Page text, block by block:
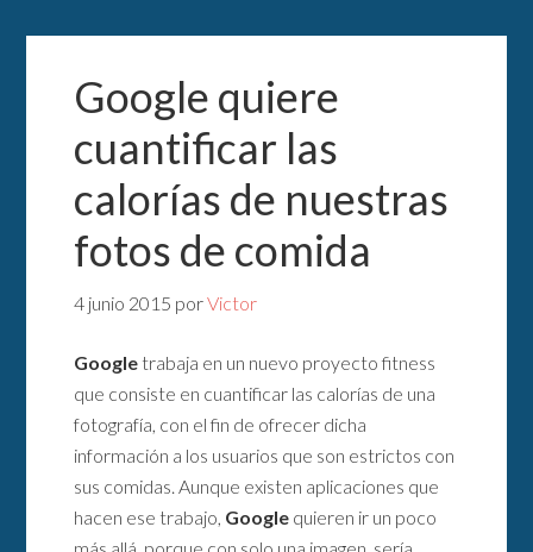
Google quiere
cuantificar las
calorías de nuestras
fotos de comida
4 junio 2015 porVictor
Google trabaja en un nuevo proyecto fitness
que consiste en cuantificar las calorías de una
fotografía, con el fin de ofrecer dicha
información a los usuarios que son estrictos con
sus comidas. Aunque existen aplicaciones que
hacen ese trabajo, Google quieren ir un poco